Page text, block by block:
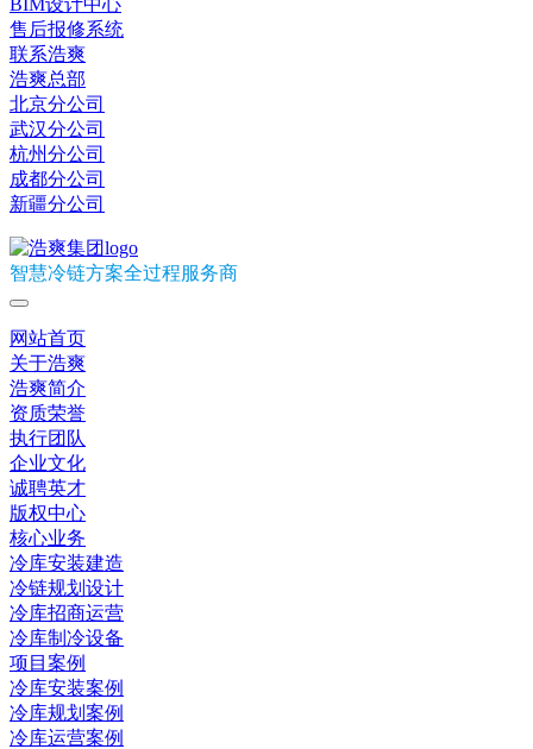
BIM设计中心
售后报修系统
联系浩爽
浩爽总部
北京分公司
武汉分公司
杭州分公司
成都分公司
新疆分公司
智慧冷链方案全过程服务商
网站首页
关于浩爽
浩爽简介
资质荣誉
执行团队
企业文化
诚聘英才
版权中心
核心业务
冷库安装建造
冷链规划设计
冷库招商运营
冷库制冷设备
项目案例
冷库安装案例
冷库规划案例
冷库运营案例